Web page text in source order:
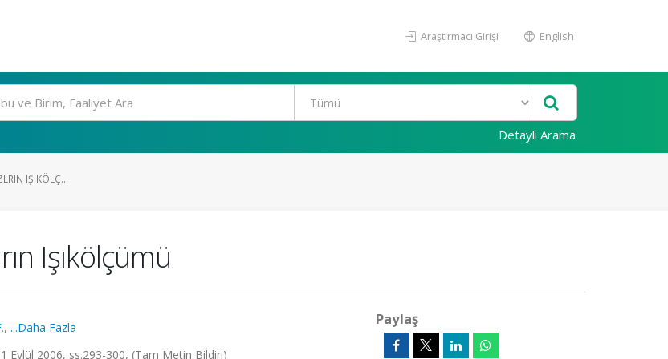
Araştırmacı Girişi English
Detaylı Arama
IŞIKÖLÇ...
Işıkölçümü
, ...Daha Fazla
Eylül 2006, ss.293-300, (Tam Metin Bildiri)
Paylaş